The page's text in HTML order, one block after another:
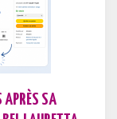
APRÈS SA